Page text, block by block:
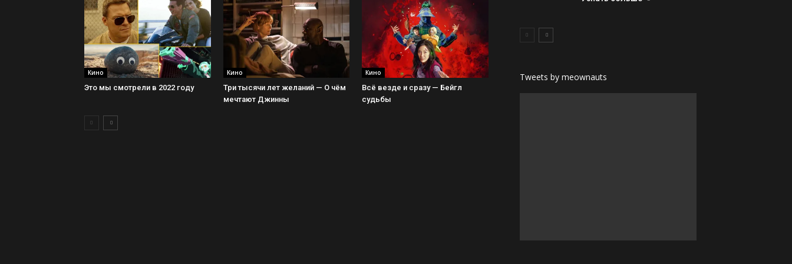
Кино
Это мы смотрели в 2022 году
Кино
Три тысячи лет желаний — О чём
мечтают Джинны
Кино
Всё везде и сразу — Бейгл
судьбы
Tweets by meownauts